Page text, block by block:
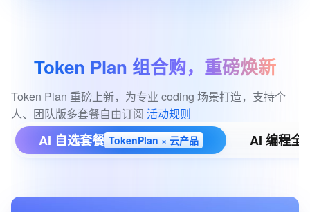
Token Plan 组合购，重磅焕新
Token Plan 重磅上新，为专业 coding 场景打造，支持个
人、团队版多套餐自由订阅 活动规则
AI 自选套餐 TokenPlan × 云产品 AI 编程全